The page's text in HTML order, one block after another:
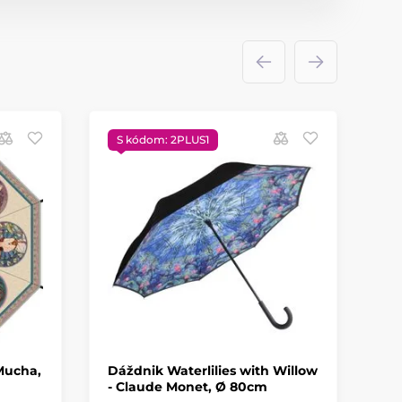
S kódom: 2PLUS1
Dáždnik Waterlilies with Willow
- Claude Monet, Ø 80cm